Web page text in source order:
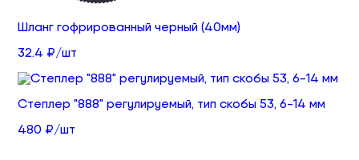
Шланг гофрированный черный (40мм)
32.4 ₽/шт
Степлер "888" регулируемый, тип скобы 53, 6-14 мм
480 ₽/шт